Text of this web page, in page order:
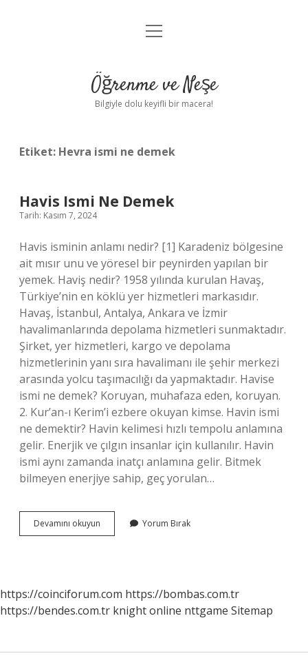
Anasayfa
Yasal Uyarı
menüyü
Öğrenme ve Neşe
Bilgiyle dolu keyifli bir macera!
Etiket: Hevra ismi ne demek
Havis Ismi Ne Demek
Tarih: Kasım 7, 2024
Havis isminin anlamı nedir? [1] Karadeniz bölgesine
ait mısır unu ve yöresel bir peynirden yapılan bir
yemek. Haviş nedir? 1958 yılında kurulan Havaş,
Türkiye’nin en köklü yer hizmetleri markasıdır.
Havaş, İstanbul, Antalya, Ankara ve İzmir
havalimanlarında depolama hizmetleri sunmaktadır.
Şirket, yer hizmetleri, kargo ve depolama
hizmetlerinin yanı sıra havalimanı ile şehir merkezi
arasında yolcu taşımacılığı da yapmaktadır. Havise
ismi ne demek? Koruyan, muhafaza eden, koruyan.
2. Kur’an-ı Kerim’i ezbere okuyan kimse. Havin ismi
ne demektir? Havin kelimesi hızlı tempolu anlamına
gelir. Enerjik ve çılgın insanlar için kullanılır. Havin
ismi aynı zamanda inatçı anlamına gelir. Bitmek
bilmeyen enerjiye sahip, geç yorulan…
Devamını okuyun
Ismi
Yorum Bırak
https://coinciforum.com https://bombas.com.tr
https://bendes.com.tr knight online nttgame Sitemap